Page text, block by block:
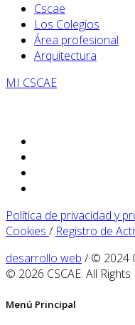
Cscae
Los Colegios
Área profesional
Arquitectura
MI CSCAE
Política de privacidad y
Cookies / Registro de
desarrollo web / © 2024
© 2026 CSCAE. All Rights
Menú Principal